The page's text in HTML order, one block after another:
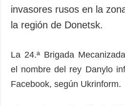
invasores rusos en la
la región de Donetsk.
La 24.ª Brigada
el nombre del rey Danylo
Facebook, según Ukrinform.